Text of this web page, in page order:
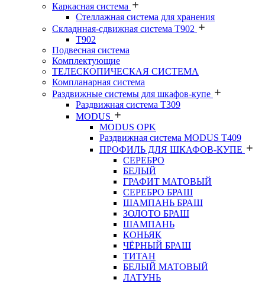
Каркасная система
Стеллажная система для хранения
Складнная-сдвижная система Т902
T902
Подвесная система
Комплектующие
ТЕЛЕСКОПИЧЕСКАЯ СИСТЕМА
Компланарная система
Раздвижные системы для шкафов-купе
Раздвижная система Т309
MODUS
MODUS OPK
Раздвижная система MODUS T409
ПРОФИЛЬ ДЛЯ ШКАФОВ-КУПЕ
СЕРЕБРО
БЕЛЫЙ
ГРАФИТ МАТОВЫЙ
СЕРЕБРО БРАШ
ШАМПАНЬ БРАШ
ЗОЛОТО БРАШ
ШАМПАНЬ
КОНЬЯК
ЧЁРНЫЙ БРАШ
ТИТАН
БЕЛЫЙ МАТОВЫЙ
ЛАТУНЬ